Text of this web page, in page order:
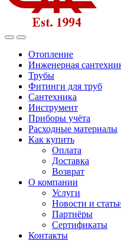
Отопление
Инженерная
Трубы
Фитинги для труб
Сантехника
Инструмент
Приборы учёта
Расходные материалы
Как купить
Оплата
Доставка
Возврат
О компании
Услуги
Новости и
Партнёры
Сертификаты
Контакты